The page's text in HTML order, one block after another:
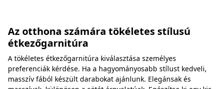
Az otthona számára tökéletes stílusú
étkezőgarnitúra
A tökéletes étkezőgarnitúra kiválasztása személyes
preferenciák kérdése. Ha a hagyományosabb stílust kedveli,
masszív fából készült darabokat ajánlunk. Elegánsak és